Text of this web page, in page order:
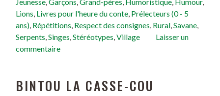
Lions, Livres pour l'heure du conte, Prélecteurs (0 - 5
ans), Répétitions, Respect des consignes, Rural,Savane,
Serpents,Singes,Stéréotypes,Village
Laisser un
commentaire
BINTOU LA CASSE-COU